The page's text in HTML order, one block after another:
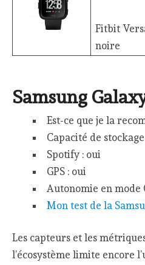
Fitbit
noire
Samsung
Est-ce que je la
Capacité de stockage
Spotify : oui
GPS : oui
Autonomie en mode
Mon test de la
Les capteurs et les
l’écosystème limite encore